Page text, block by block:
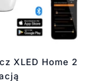
XLED Home 2